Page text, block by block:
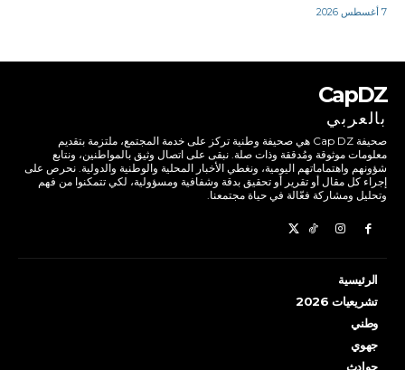
7 أغسطس 2026
CapDZ
بالعربي
صحيفة Cap DZ هي صحيفة وطنية تركز على خدمة المجتمع، ملتزمة بتقديم
معلومات موثوقة ومُدققة وذات صلة. نبقى على اتصال وثيق بالمواطنين، ونتابع
شؤونهم واهتماماتهم اليومية، ونغطي الأخبار المحلية والوطنية والدولية. نحرص على
إجراء كل مقال أو تقرير أو تحقيق بدقة وشفافية ومسؤولية، لكي تتمكنوا من فهم
وتحليل ومشاركة فعّالة في حياة مجتمعنا.
الرئيسية
تشريعيات 2026
وطني
جهوي
حوادث